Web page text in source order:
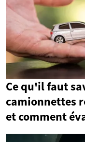
Ce qu'il faut
camionnettes
et comment